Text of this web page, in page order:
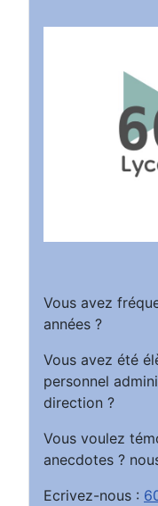
Vous avez
années ?
Vous avez été
personnel
direction ?
Vous voulez
anecdotes ?
Ecrivez-nous :